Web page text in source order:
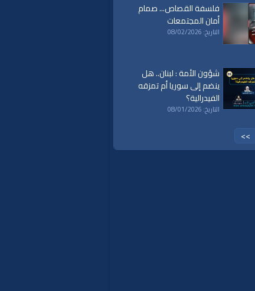
فلسفة القصاص... صمام
أمان المجتمعات
التاريخ: 08/02/2026
شؤون الأمة : لبنان.. هل
ينضم إلى سوريا أم تمزقه
الفيدرالية؟
التاريخ: 08/01/2026
>>